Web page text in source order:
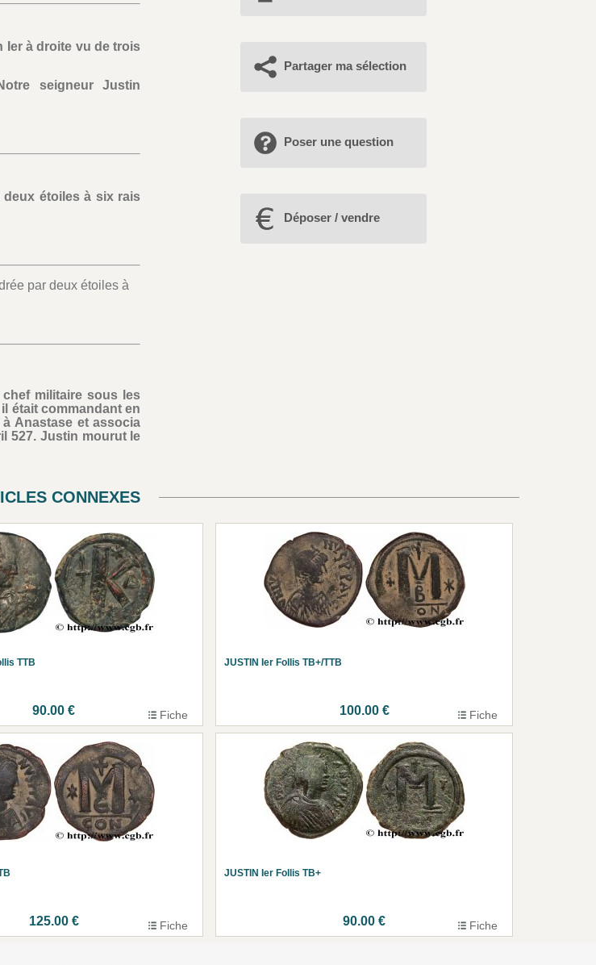
Ier à droite vu de trois
seigneur Justin
deux étoiles à six rais
par deux étoiles à
militaire sous les
était commandant en
Anastase et associa
527. Justin mourut le
Partager ma sélection
Poser une question
Déposer / vendre
CONNEXES
TTB
90.00 € Fiche
JUSTIN Ier Follis TB+/TTB
100.00 € Fiche
125.00 € Fiche
JUSTIN Ier Follis TB+
90.00 € Fiche